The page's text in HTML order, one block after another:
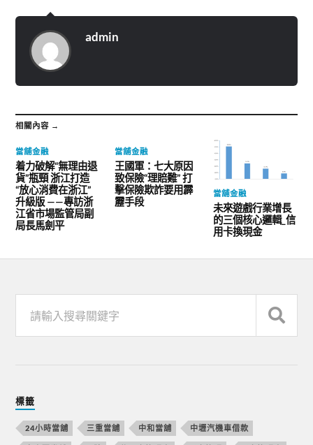
admin
相關內容 →
當舖金融
着力破解“無理由退
貨”瓶頸 浙江打造
“放心消費在浙江”
升級版 ——專訪浙
江省市場監管局副
局長馬劍平
當舖金融
王國軍：七大原因
致保險“理賠難” 打
擊保險欺詐要用霹
靂手段
當舖金融
未來遊戲行業增長
的三個核心邏輯_信
用卡換現金
標籤
24小時當舖 三重當舖 中和當舖 中壢汽機車借款